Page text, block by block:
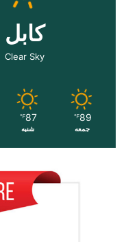
کابل
Clear Sky
89
℉
جمعه
87
℉
شنبه